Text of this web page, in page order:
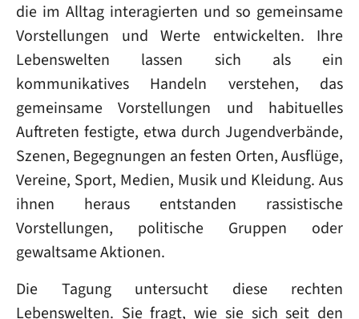
die im Alltag interagierten und so gemeinsame
Vorstellungen und Werte entwickelten. Ihre
Lebenswelten lassen sich als ein
kommunikatives Handeln verstehen, das
gemeinsame Vorstellungen und habituelles
Auftreten festigte, etwa durch Jugendverbände,
Szenen, Begegnungen an festen Orten, Ausflüge,
Vereine, Sport, Medien, Musik und Kleidung. Aus
ihnen heraus entstanden rassistische
Vorstellungen, politische Gruppen oder
gewaltsame Aktionen.
Die Tagung untersucht diese rechten
Lebenswelten. Sie fragt, wie sie sich seit den